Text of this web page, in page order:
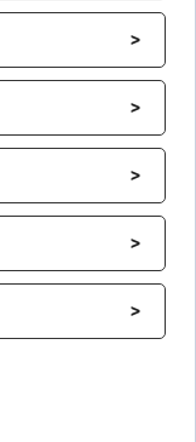
>
>
>
>
>